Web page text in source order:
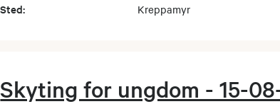
Sted: Kreppamyr
Skyting for ungdom - 15-